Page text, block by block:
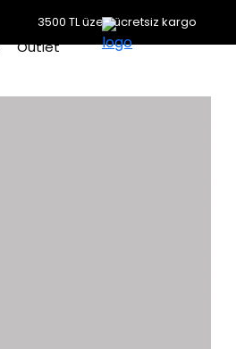
3500 TL üzeri ücretsiz kargo
Outlet